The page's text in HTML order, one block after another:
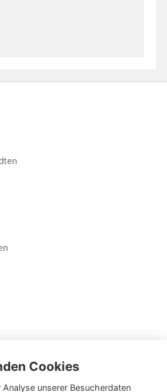
Cookies
unserer Besucherdaten